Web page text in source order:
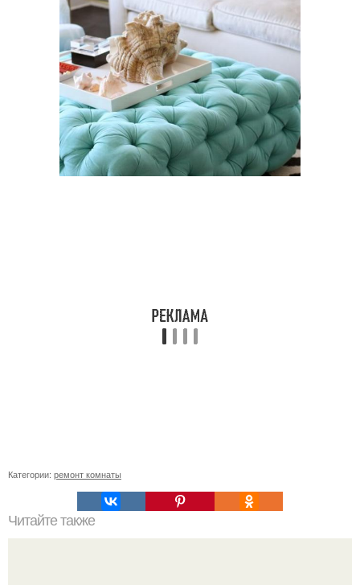
Категории: ремонт комнаты
Читайте также